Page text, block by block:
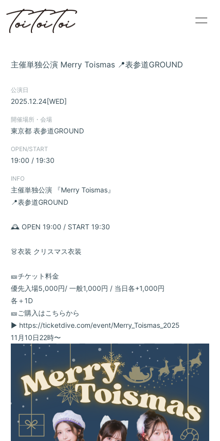
DISCOGRAPHY
VIDEO
無料会員登録
主催単独公演 Merry Toismas 📍表参道GROUND
公演日
2025.12.24[WED]
開催場所・会場
東京都表参道GROUND
OPEN/START
19:00 / 19:30
INFO
主催単独公演 『Merry Toismas』
📍表参道GROUND
🕰️ OPEN 19:00 / START 19:30
👗衣装 クリスマス衣装
🎫チケット料金
優先入場5,000円/ 一般1,000円 / 当日各+1,000円
各＋1D
🎫ご購入はこちらから
▶︎ https://ticketdive.com/event/Merry_Toismas_2025
11月10日22時〜